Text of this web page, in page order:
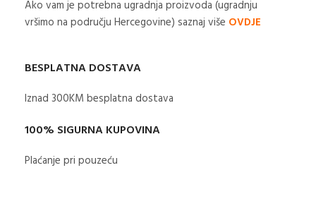
Ako vam je potrebna ugradnja proizvoda (ugradnju
vršimo na području Hercegovine) saznaj više OVDJE
BESPLATNA DOSTAVA
Iznad 300KM besplatna dostava​
100% SIGURNA KUPOVINA
Plaćanje pri pouzeću